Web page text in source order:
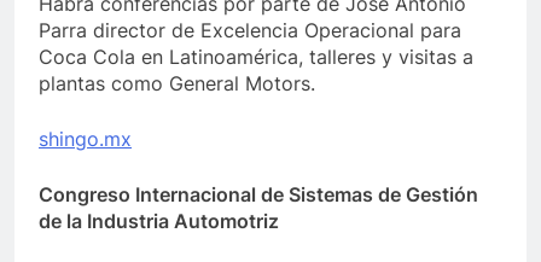
Parra director de Excelencia Operacional para
Coca Cola en Latinoamérica, talleres y visitas a
plantas como General Motors.
shingo.mx
Congreso Internacional de Sistemas de Gestión
de la Industria Automotriz